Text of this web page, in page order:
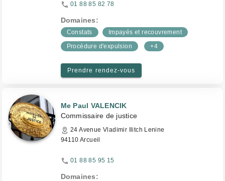
01 88 85 82 78
Domaines:
Constats
Impayés et recouvrement
Procédure d'expulsion
+4
Prendre rendez-vous
Me Paul VALENCIK
Commissaire de justice
24 Avenue Vladimir Ilitch Lenine
94110 Arcueil
01 88 85 95 15
Domaines: